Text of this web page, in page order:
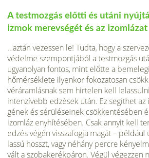
A testmozgás előtti és utáni
izmok merevségét és az izomlázat
…aztán vezessen le! Tudta, hogy a
védelme szempont­jából a testmozgás
ugyan­olyan fontos, mint előtte a
hőmérséklete ilyenkor fokozatosan
véráramlásnak sem hirtelen kell
intenzívebb edzések után. Ez segíthet
gének és sérüléseinek csökkentésében
izomláz enyhítésében. Csak annyit kell
edzés végén visszafogja magát – például
lassú hosszt, vagy néhány percre
vált a szobakerékpáron. Végül végezzen